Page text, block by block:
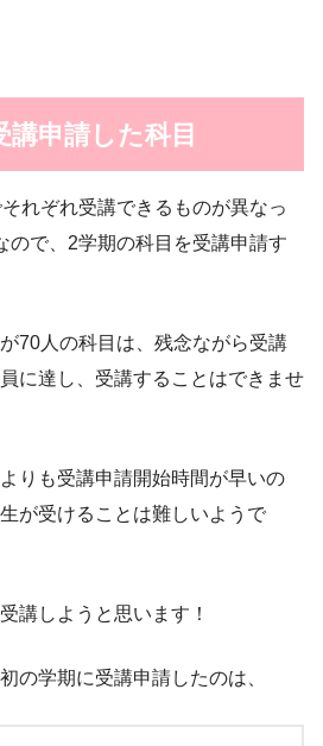
講申請した科目
れぞれ受講できるものが異なっ
ので、2学期の科目を受講申請す
70人の科目は、残念ながら受講
に達し、受講することはできませ
りも受講申請開始時間が早いの
が受けることは難しいようで
講しようと思います！
の学期に受講申請したのは、